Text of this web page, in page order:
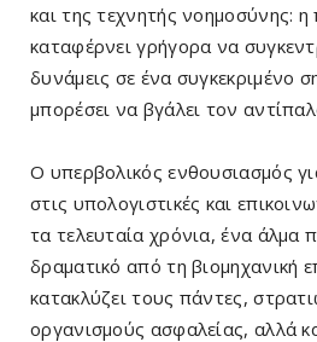
και της τεχνητής νοημοσύνης:
καταφέρνει γρήγορα να
δυνάμεις σε ένα συγκεκριμένο
μπορέσει να βγάλει τον
Ο υπερβολικός ενθουσιασμός
στις υπολογιστικές και
τα τελευταία χρόνια, ένα άλμα
δραματικό από τη βιομηχανική
κατακλύζει τους πάντες,
οργανισμούς ασφαλείας, αλλά